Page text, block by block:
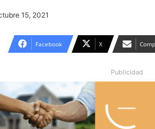
15, 2021
Facebook X
Publicidad